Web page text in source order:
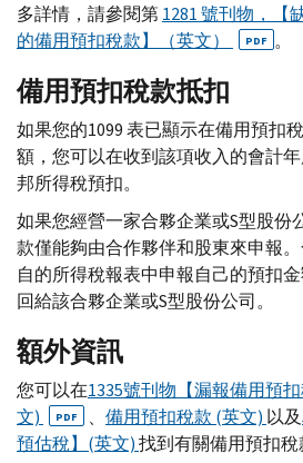
多詳情，請參閱第1281 號刊物，【
的備用預扣稅款】（英文）
PDF 。
備用預扣稅款抵扣
如果您的1099 表已顯示在備用預扣
額，您可以在收到該項收入的會計
邦所得稅預扣。
如果您經營一家合夥企業或S型股份
款僅能夠由合作夥伴和股東來申報
自的所得稅報表中申報自己的預扣
回給該合夥企業或S型股份公司。
額外資訊
您可以在1335號刊物【漏報備用預
文)
PDF 、 備用預扣稅款 (英文) 以及
預估稅】(英文)找到有關備用預扣稅